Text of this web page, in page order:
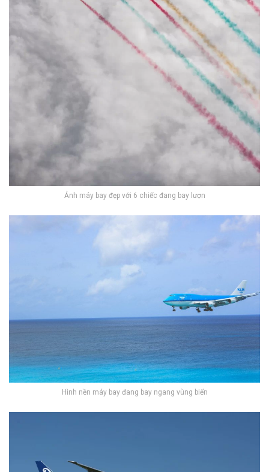
Ảnh máy bay đẹp với 6 chiếc đang bay lượn
Hình nền máy bay đang bay ngang vùng biển